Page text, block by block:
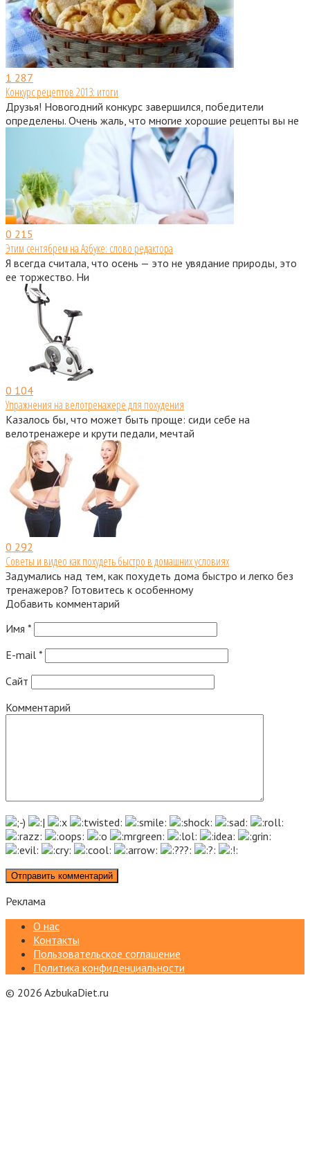
1 287
Конкурс рецептов 2013: итоги
Друзья! Новогодний конкурс завершился, победители
определены. Очень жаль, что многие хорошие рецепты вы не
0 215
Этим сентябрем на Азбуке: слово редактора
Я всегда считала, что осень — это не увядание природы, это
ее торжество. Ни
0 104
Упражнения на велотренажере для похудения
Казалось бы, что может быть проще: сиди себе на
велотренажере и крути педали, мечтай
0 292
Советы и видео как похудеть быстро в домашних условиях
Задумались над тем, как похудеть дома быстро и легко без
тренажеров? Готовитесь к особенному
Добавить комментарий
Имя *
E-mail *
Сайт
Комментарий
Реклама
О нас
Контакты
Пользовательское соглашение
Политика конфиденциальности
© 2026 AzbukaDiet.ru